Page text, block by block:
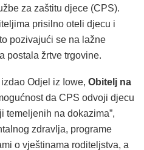
za zaštitu djece (CPS).
prisilno oteli djecu i
pozivajući se na lažne
postala žrtve trgovine.
Odjel iz Iowe, Obitelj na
da CPS odvoji djecu
temeljenih na dokazima”,
zdravlja, programe
o vještinama roditeljstva, a